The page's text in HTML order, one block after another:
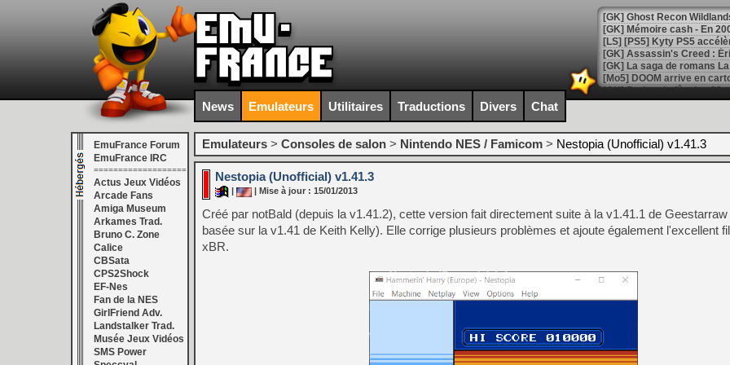
[Mo5] DOOM arrive en
[GK] Bethesda fête les 30
[GK] Roblox : l'action en
[GK] Agenda - GeForce
[GK] Devolver Digital en a
[LS] [PS5] ps5-y2jb-
[GK] Pourquoi Marvel
[GK] Test : Restory : Chill
[GK] GTA 6 : Rockstar
[GK] Hot Wheels Infinite
[GK] Mémoire cash -
[GK] Résultats Nintendo :
[GK] Déjà des
[Mo5] Brickboy cherche à
[GK] Minecraft et ses «
[GK] Beast of
News Emulateurs Utilitaires Traductions Divers Chat
EmuFrance Forum
EmuFrance IRC
===================
Actus Jeux Vidéos
Arcade Fans
Amiga Museum
Arkames Trad.
Bruno C. Zone
Calice
CBSata
CPS2Shock
EF-Nes
Fan de la NES
GirlFriend Adv.
Landstalker Trad.
Musée Jeux Vidéos
SMS Power
Emulateurs > Consoles de salon > Nintendo NES / Famicom > Nestopia (Unofficial) v1.41.3
Nestopia (Unofficial) v1.41.3
| Mise à jour : 15/01/2013
Créé par notBald (depuis la v1.41.2), cette version fait directement suite à la v1.41.1 de
basée sur la v1.41 de Keith Kelly). Elle corrige plusieurs problèmes et ajoute également l'excellent
xBR.